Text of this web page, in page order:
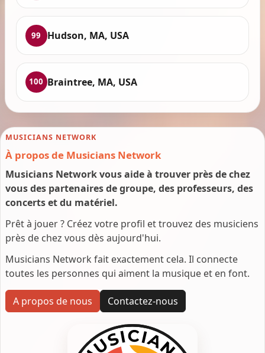
99 Hudson, MA, USA
100 Braintree, MA, USA
MUSICIANS NETWORK
À propos de Musicians Network
Musicians Network vous aide à trouver près de chez
vous des partenaires de groupe, des professeurs, des
concerts et du matériel.
Prêt à jouer ? Créez votre profil et trouvez des musiciens
près de chez vous dès aujourd'hui.
Musicians Network fait exactement cela. Il connecte
toutes les personnes qui aiment la musique et en font.
A propos de nous Contactez-nous